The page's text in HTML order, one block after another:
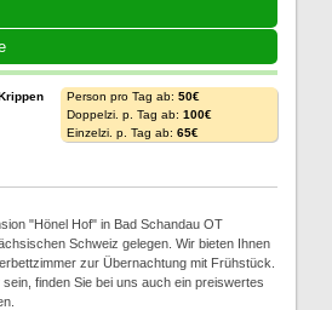
Person pro Tag ab: 50€
Doppelzi. p. Tag ab: 100€
Einzelzi. p. Tag ab: 65€
"Hönel Hof" in Bad Schandau OT
Schweiz gelegen. Wir bieten Ihnen
zur Übernachtung mit Frühstück.
finden Sie bei uns auch ein preiswertes